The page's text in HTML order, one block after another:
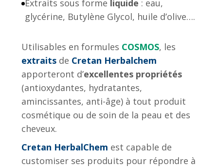
Extraits sous forme liquide : eau,
glycérine, Butylène Glycol, huile d’olive….
Utilisables en formules COSMOS, les
extraits de Cretan Herbalchem
apporteront d’excellentes propriétés
(antioxydantes, hydratantes,
amincissantes, anti-âge) à tout produit
cosmétique ou de soin de la peau et des
cheveux.
Cretan HerbalChem est capable de
customiser ses produits pour répondre à